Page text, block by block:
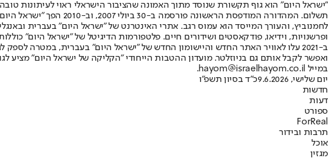
"ישראל היום" הוא גוף תקשורת שנוסד מתוך האמונה שהציבור הישראלי ראוי לעיתונות
תשלום. המהדורה
ופרשנויות, וידיאו, פודקאסטים ושידורים חיים. פלטפורמות הדיגיטל של "ישראל היום"
ב-2021 עלו לאוויר האתר החדש והיישומון החדש של "ישראל היום" בעברית, במטרה
ואפשר לקבל אותם גם בניוזלטר. מועדון ההטבות הייחודי "הקליקה של ישראל היום" מציע
במייל hayom@israelhayom.co.il.
יום שלישי, 9.6.2026
כ"ד בסיון תשפ"ו
חדשות
דעות
ספורט
ForReal
תרבות ובידור
אוכל
מגזין